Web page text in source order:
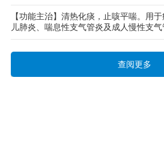
【功能主治】清热化痰，止咳平喘。用
儿肺炎、喘息性支气管炎及成人慢性支气
查阅更多